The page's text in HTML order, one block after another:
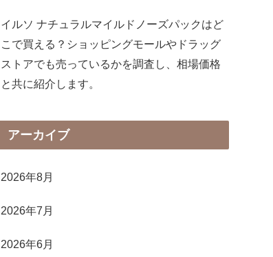
イルソ ナチュラルマイルドノーズパックはど
こで買える？ショッピングモールやドラッグ
ストアでも売っているかを調査し、相場価格
と共に紹介します。
アーカイブ
2026年8月
2026年7月
2026年6月